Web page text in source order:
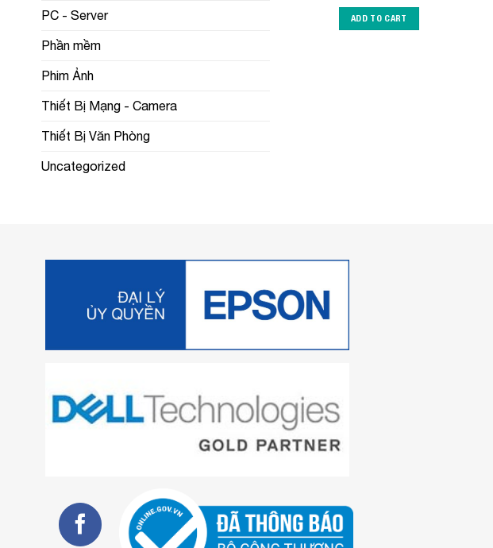
PC - Server
Phần mềm
Phim Ảnh
Thiết Bị Mạng - Camera
Thiết Bị Văn Phòng
Uncategorized
ADD TO CART